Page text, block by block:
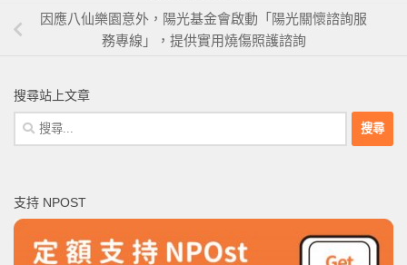
因應八仙樂園意外，陽光基金會啟動「陽光關懷諮詢服
務專線」，提供實用燒傷照護諮詢
搜尋站上文章
搜
尋
字:
支持 NPOST